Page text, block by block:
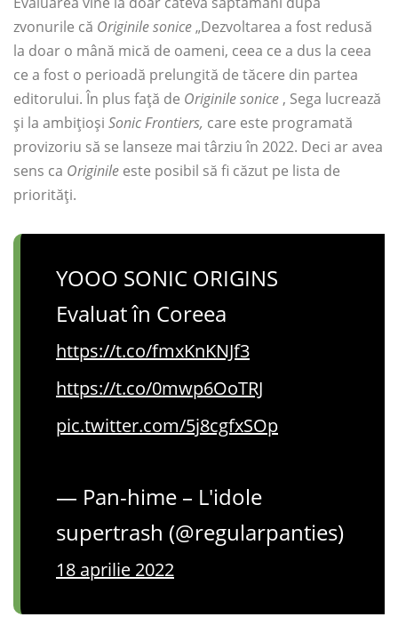
zvonurile că Originile sonice„Dezvoltarea a fost redusă
la doar o mână mică de oameni, ceea ce a dus la ceea
ce a fost o perioadă prelungită de tăcere din partea
editorului. În plus față de Originile sonice , Sega lucrează
și la ambițioși Sonic Frontiers, care este programată
provizoriu să se lanseze mai târziu în 2022. Deci ar avea
sens ca Originile este posibil să fi căzut pe lista de
priorități.
YOOO SONIC ORIGINS
Evaluat în Coreea
https://t.co/fmxKnKNJf3
https://t.co/0mwp6OoTRJ
pic.twitter.com/5j8cgfxSOp
— Pan-hime – L'idole
supertrash (@regularpanties)
18 aprilie 2022